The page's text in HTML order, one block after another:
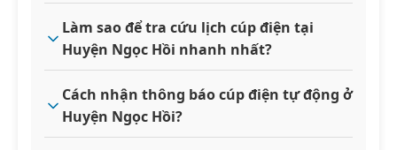
Làm sao để tra cứu lịch cúp điện tại
Huyện Ngọc Hồi nhanh nhất?
Cách nhận thông báo cúp điện tự động ở
Huyện Ngọc Hồi?